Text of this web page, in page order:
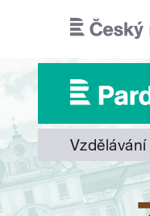
Vzdělávání